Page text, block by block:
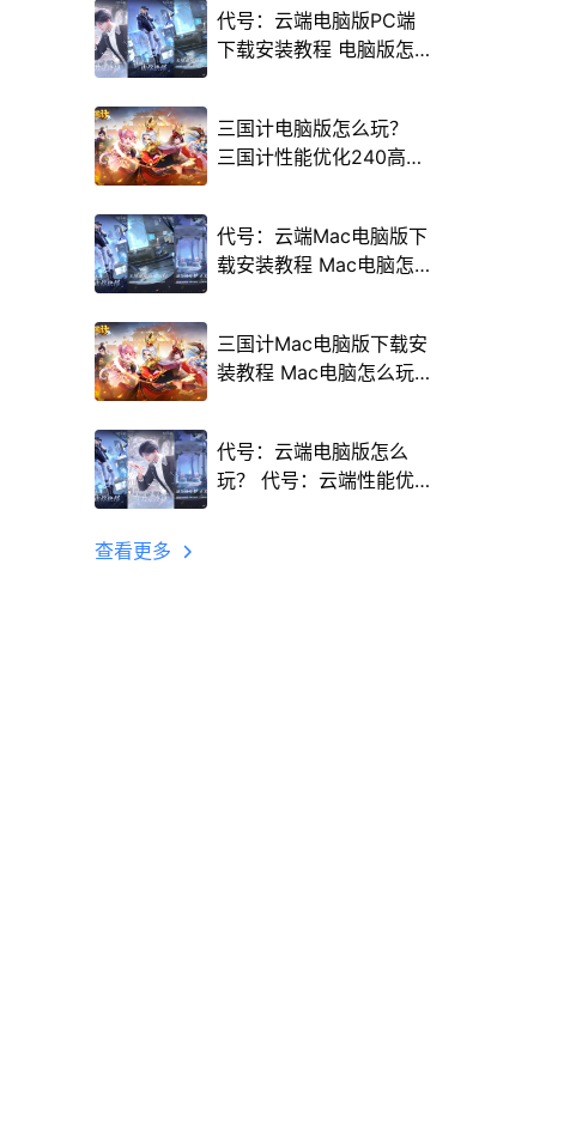
代号：云端电脑版PC端
下载安装教程 电脑版怎
三国计电脑版怎么玩？
三国计性能优化240高帧
代号：云端Mac电脑版下
载安装教程 Mac电脑怎
三国计Mac电脑版下载安
装教程 Mac电脑怎么玩
代号：云端电脑版怎么
玩？ 代号：云端性能优
查看更多